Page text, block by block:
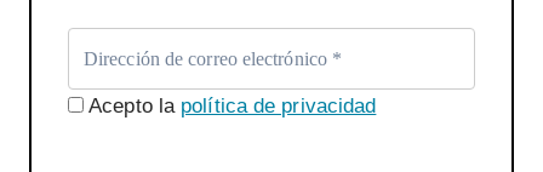
Acepto la política de privacidad